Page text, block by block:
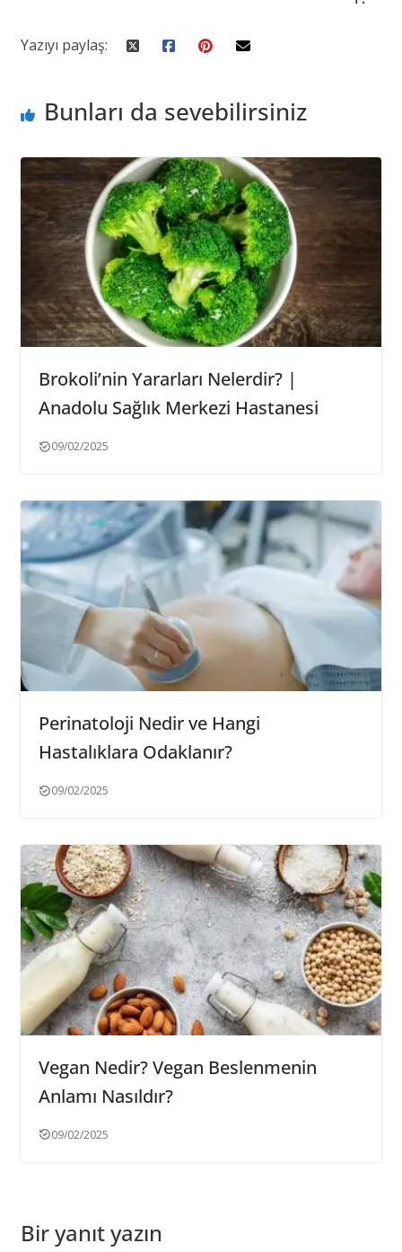
Yazıyı paylaş:
Bunları da sevebilirsiniz
Brokoli’nin Yararları Nelerdir? |
Anadolu Sağlık Merkezi Hastanesi
09/02/2025
Perinatoloji Nedir ve Hangi
Hastalıklara Odaklanır?
09/02/2025
Vegan Nedir? Vegan Beslenmenin
Anlamı Nasıldır?
09/02/2025
Bir yanıt yazın